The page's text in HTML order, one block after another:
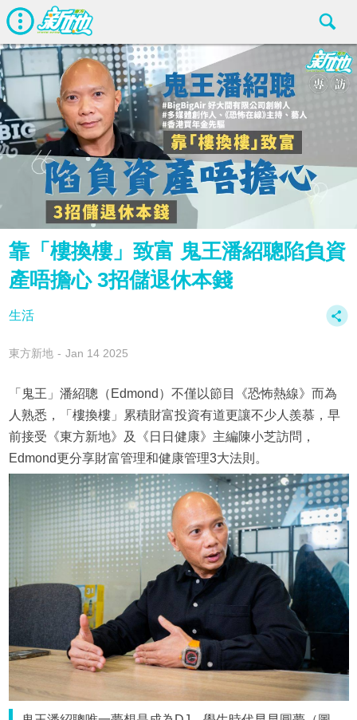
靠「樓換樓」致富 鬼王潘紹聰陷負資
產唔擔心 3招儲退休本錢
生活
東方新地 Jan 14 2025
「鬼王」潘紹聰（Edmond）不僅以節目《恐怖熱線》而為
人熟悉，「樓換樓」累積財富投資有道更讓不少人羨慕，早
前接受《東方新地》及《日日健康》主編陳小芝訪問，
Edmond更分享財富管理和健康管理3大法則。